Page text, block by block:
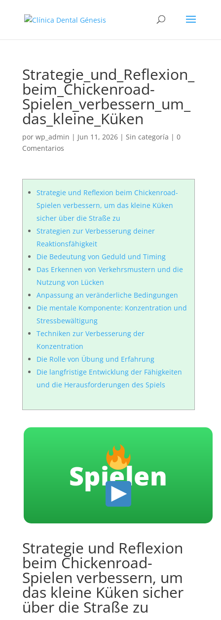
Strategie_und_Reflexion_
beim_Chickenroad-
Spielen_verbessern_um_
das_kleine_Küken
por wp_admin | Jun 11, 2026| Sin categoría | 0
Comentarios
Strategie und Reflexion beim Chickenroad-
Spielen verbessern, um das kleine Küken
sicher über die Straße zu
Strategien zur Verbesserung deiner
Reaktionsfähigkeit
Die Bedeutung von Geduld und Timing
Das Erkennen von Verkehrsmustern und die
Nutzung von Lücken
Anpassung an veränderliche Bedingungen
Die mentale Komponente: Konzentration und
Stressbewältigung
Techniken zur Verbesserung der
Konzentration
Die Rolle von Übung und Erfahrung
Die langfristige Entwicklung der Fähigkeiten
und die Herausforderungen des Spiels
Spielen
Strategie und Reflexion
beim Chickenroad-
Spielen verbessern, um
das kleine Küken sicher
über die Straße zu